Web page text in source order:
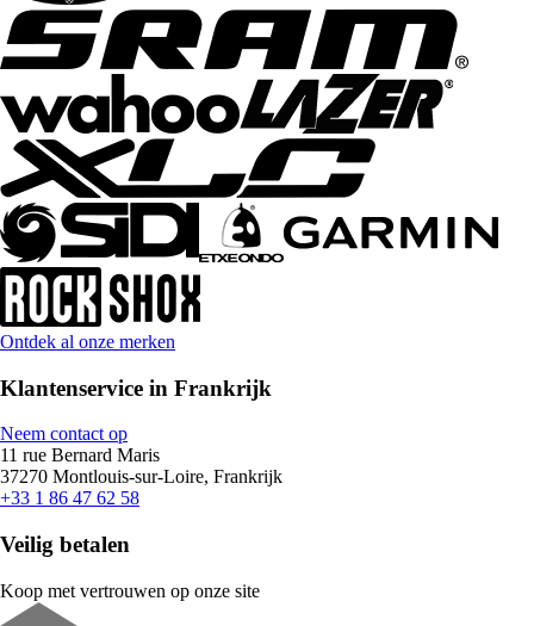
Ontdek al onze merken
Klantenservice in Frankrijk
Neem contact op
11 rue Bernard Maris
37270 Montlouis-sur-Loire, Frankrijk
+33 1 86 47 62 58
Veilig betalen
Koop met vertrouwen op onze site